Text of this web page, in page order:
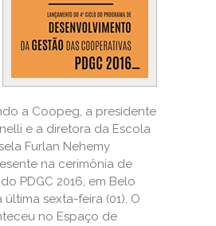
a Coopeg, a presidente
e a diretora da Escola
Furlan Nehemy
na cerimônia de
PDGC 2016, em Belo
última sexta-feira (01). O
no Espaço de